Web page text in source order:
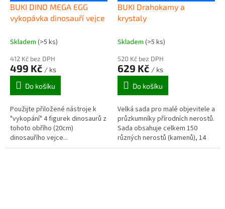
BUKI DINO MEGA EGG
vykopávka dinosauří vejce
Skladem (>5 ks)
412 Kč bez DPH
499 Kč / ks
Do košíku
Použijte přiložené nástroje k
"vykopání" 4 figurek dinosaurů z
tohoto obřího (20cm)
dinosauřího vejce...
Tyranosaurus, Diplodocus,
BUKI Drahokamy a
krystaly
Skladem (>5 ks)
520 Kč bez DPH
629 Kč / ks
Do košíku
Velká sada pro malé objevitele a
průzkumníky přírodních nerostů.
Sada obsahuje celkem 150
různých nerostů (kamenů), 14
popsaných experimentů a